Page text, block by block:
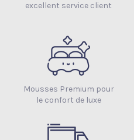
excellent service client
Mousses Premium pour
le confort de luxe